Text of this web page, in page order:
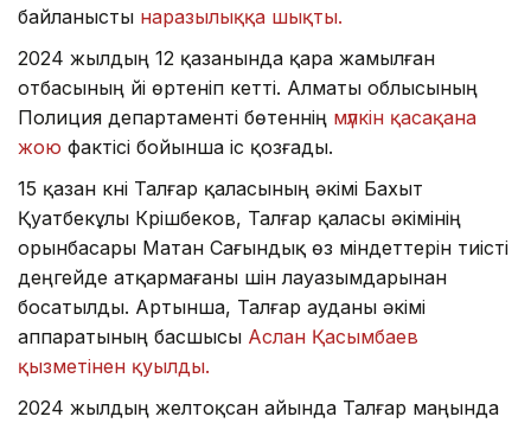
байланысты наразылыққа шықты.
2024 жылдың 12 қазанында қара жамылған
отбасының үйі өртеніп кетті. Алматы облысының
Полиция департаменті бөтеннің мүлкін қасақана
жою фактісі бойынша іс қозғады.
15 қазан күні Талғар қаласының әкімі Бахыт
Қуатбекұлы Күрішбеков, Талғар қаласы әкімінің
орынбасары Матан Сағындық өз міндеттерін тиісті
деңгейде атқармағаны үшін лауазымдарынан
босатылды. Артынша, Талғар ауданы әкімі
аппаратының басшысы Аслан Қасымбаев
қызметінен қуылды.
2024 жылдың желтоқсан айында Талғар маңында